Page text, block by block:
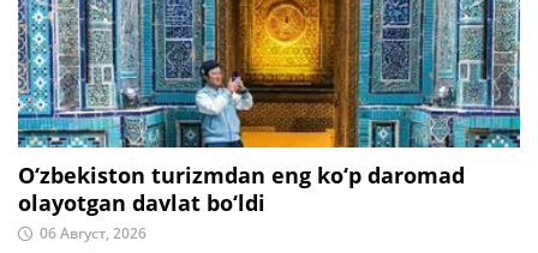
O‘zbekiston turizmdan eng ko‘p daromad
olayotgan davlat bo‘ldi
06 Август, 2026